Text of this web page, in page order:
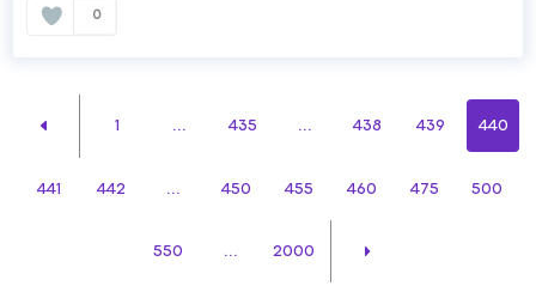
0
1 ... 435 ... 438 439 440
441 442 ... 450 455 460 475 500
550 ... 2000